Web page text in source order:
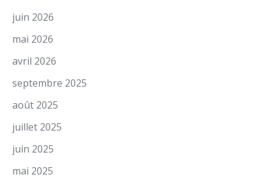
juin 2026
mai 2026
avril 2026
septembre 2025
août 2025
juillet 2025
juin 2025
mai 2025